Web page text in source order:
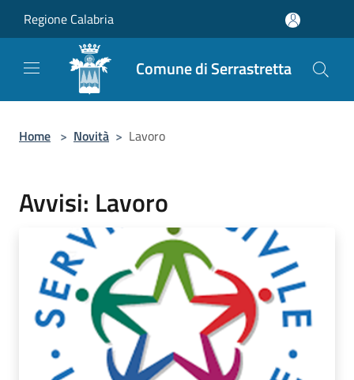
Regione Calabria
Comune di Serrastretta
Home > Novità > Lavoro
Avvisi: Lavoro